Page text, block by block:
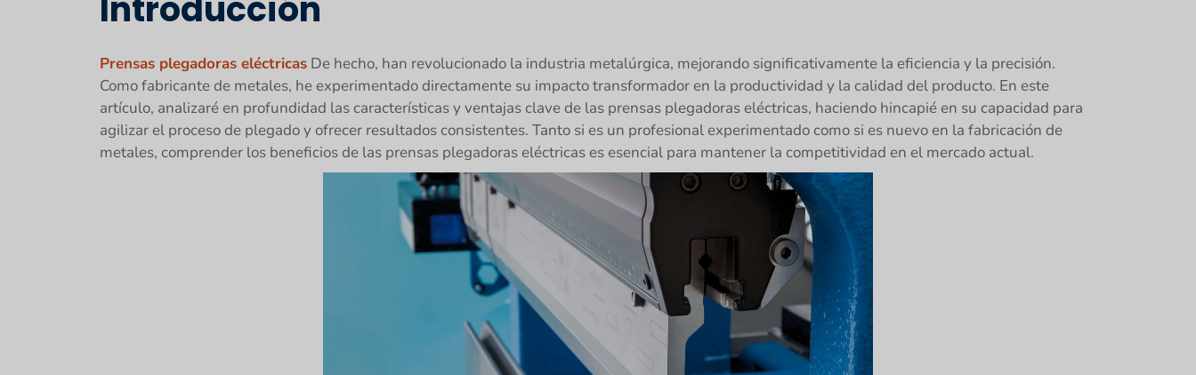
Prensas plegadoras eléctricas De hecho, han revolucionado la industria metalúrgica, mejorando significativamente la eficiencia y la precisión.
Como fabricante de metales, he experimentado directamente su impacto transformador en la productividad y la calidad del producto. En este
artículo, analizaré en profundidad las características y ventajas clave de las prensas plegadoras eléctricas, haciendo hincapié en su capacidad para
agilizar el proceso de plegado y ofrecer resultados consistentes. Tanto si es un profesional experimentado como si es nuevo en la fabricación de
metales, comprender los beneficios de las prensas plegadoras eléctricas es esencial para mantener la competitividad en el mercado actual.